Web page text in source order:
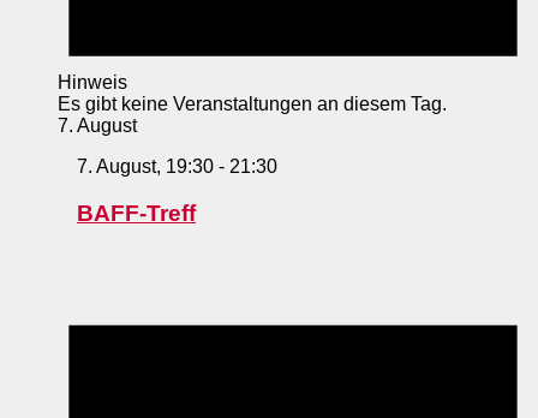
Hinweis
Es gibt keine Veranstaltungen an diesem Tag.
7. August
7. August, 19:30 - 21:30
BAFF-Treff